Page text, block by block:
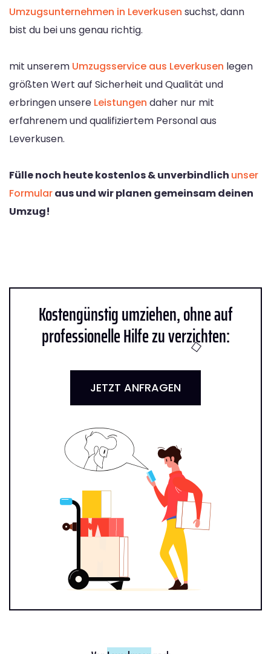
Umzugsunternehmen in Leverkusen suchst, dann
bist du bei uns genau richtig.
mit unserem Umzugsservice aus Leverkusen legen
größten Wert auf Sicherheit und Qualität und
erbringen unsere Leistungen daher nur mit
erfahrenem und qualifiziertem Personal aus
Leverkusen.
Fülle noch heute kostenlos & unverbindlich unser
Formularaus und wir planen gemeinsam deinen
Umzug!
Kostengünstig umziehen, ohne auf
professionelle Hilfe zu verzichten:
JETZT ANFRAGEN